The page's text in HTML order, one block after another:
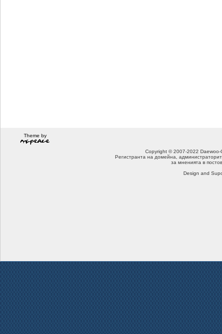
Theme by
Copyright © 2007-2022
Регистранта на домейна,
за мненията в
Design and